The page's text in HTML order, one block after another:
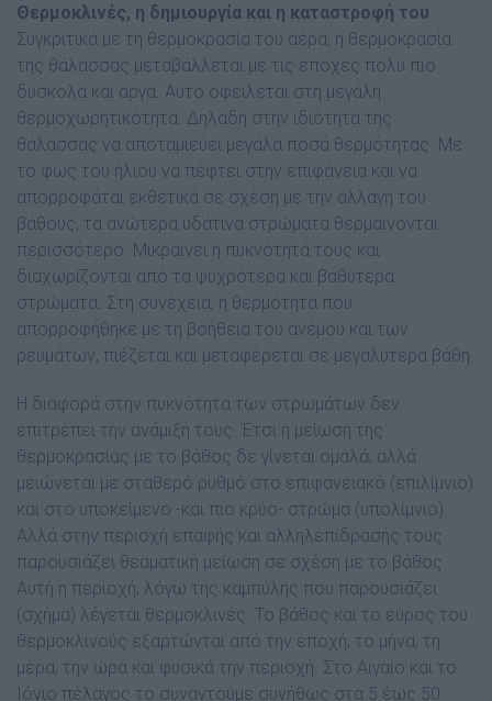
Θερµοκλινές, η δηµιουργία και η καταστροφή του
Συγκριτικά µε τη θερµοκρασία του αέρα, η θερµοκρασία
της θάλασσας µεταβάλλεται µε τις εποχές πολύ πιο
δύσκολα και αργά. Αυτό οφείλεται στη µεγάλη
θερµοχωρητικότητα. Δηλαδή στην ιδιότητα της
θάλασσας να αποταµιεύει µεγάλα ποσά θερµότητας. Με
το φως του ήλιου να πέφτει στην επιφάνεια και να
απορροφάται εκθετικά σε σχέση µε την αλλαγή του
βάθους, τα ανώτερα υδάτινα στρώµατα θερµαίνονται
περισσότερο. Μικραίνει η πυκνότητά τους και
διαχωρίζονται από τα ψυχρότερα και βαθύτερα
στρώµατα. Στη συνέχεια, η θερµότητα που
απορροφήθηκε µε τη βοήθεια του ανέµου και των
ρευµάτων, πιέζεται και µεταφέρεται σε µεγαλύτερα βάθη.
Η διαφορά στην πυκνότητα των στρωµάτων δεν
επιτρέπει την ανάµιξή τους. Έτσι η µείωση της
θερµοκρασίας µε το βάθος δε γίνεται οµαλά, αλλά
µειώνεται µε σταθερό ρυθµό στο επιφανειακό (επιλίµνιο)
και στο υποκείµενο -και πιο κρύο- στρώµα (υπολίµνιο).
Αλλά στην περιοχή επαφής και αλληλεπίδρασής τους
παρουσιάζει θεαµατική µείωση σε σχέση µε το βάθος.
Αυτή η περιοχή, λόγω της καµπύλης που παρουσιάζει
(σχήµα) λέγεται θερµοκλινές. Το βάθος και το εύρος του
θερµοκλινούς εξαρτώνται από την εποχή, το µήνα, τη
µέρα, την ώρα και φυσικά την περιοχή. Στο Αιγαίο και το
Ιόνιο πέλαγος το συναντούµε συνήθως στα 5 έως 50